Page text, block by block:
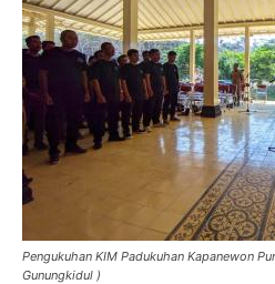
Pengukuhan KIM Padukuhan Kapanewon
Gunungkidul )